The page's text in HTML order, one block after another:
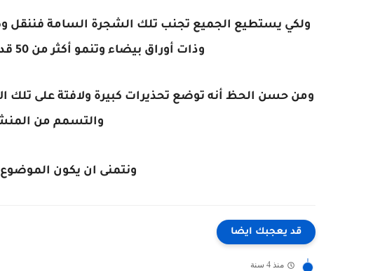
ولكي يستطيع الجميع تجنب تلك الشجرة السامة فننقل
وذات أوراق بيضاء وتنمو أكثر من 50 قدماً وتوفر ظلاً كبيراً تحتها.
ومن حسن الحظ أنه توضع تحذيرات كبيرة ولافتة على تلك
والتسمم من
ونتمنى ان يكون الموضوع
قد يعجبك ايضا
منذ 4 سنة